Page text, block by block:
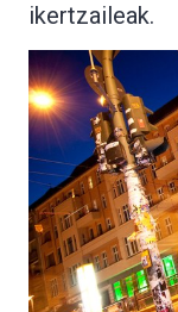
ikertzaileak.